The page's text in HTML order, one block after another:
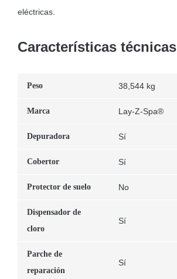
eléctricas.
Características técnicas
Peso 38,544 kg
Marca Lay-Z-Spa®
Depuradora Sí
Cobertor Sí
Protector de suelo No
Dispensador de
cloro
Sí
Parche de
reparación
Sí